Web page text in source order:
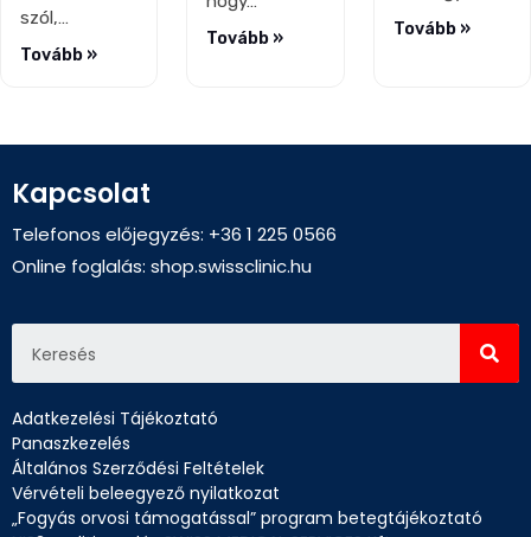
szól,…
Tovább »
Tovább » Tovább »
Kapcsolat
Telefonos előjegyzés: +36 1 225 0566
Online foglalás: shop.swissclinic.hu
Adatkezelési Tájékoztató
Panaszkezelés
Általános Szerződési Feltételek
Vérvételi beleegyező nyilatkozat
„Fogyás orvosi támogatással” program betegtájékoztató